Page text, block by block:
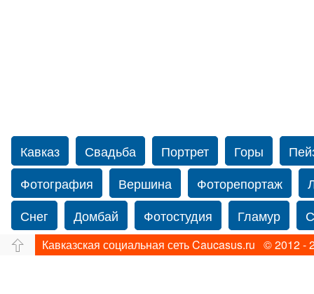
Кавказ Свадьба Портрет Горы
Фотография
Вершина Фоторепортаж
Снег
Домбай Фотостудия Гламур
Путешествие
Перевал Свадьба фото
Кавказская социальная сеть Caucasus.ru © 2012 -